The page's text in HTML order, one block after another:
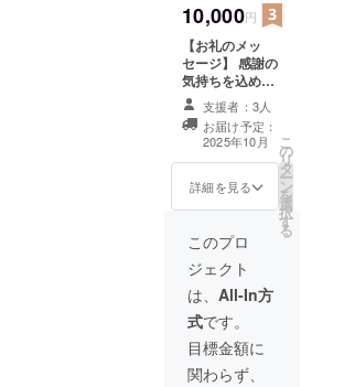
できなかった場
合、ギガファイ
ル便にて送付し
ます。 ※このリ
ターンは10,000
円のものと同じ
になります。
10,000円
【お礼のメッ
セージ】 感謝の
気持ちを込め
て、選手たちか
ら動画にてお礼
のメッセージと
大会結果をお送
りします。 ・収
録時間：1分程度
を記載します。
できなかった場
合、ギガファイ
ル便にて送付し
ます。 ※このリ
ターンは5,000円
のものと同じに
なります。
支援者：3人
お届け予定：
2025年10月
詳細を見る
こ
の
リ
タ
ー
ン
を
選
択
す
る
このプロ
ジェクト
は、 All-In方
式です。
目標金額に
関わらず、